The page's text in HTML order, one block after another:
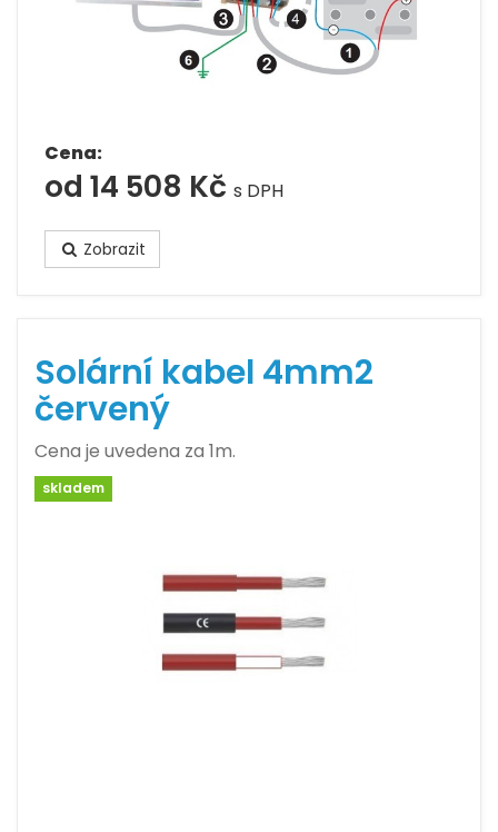
Cena:
od 14 508 Kč s DPH
Zobrazit
Solární kabel 4mm2
červený
Cena je uvedena za 1m.
skladem